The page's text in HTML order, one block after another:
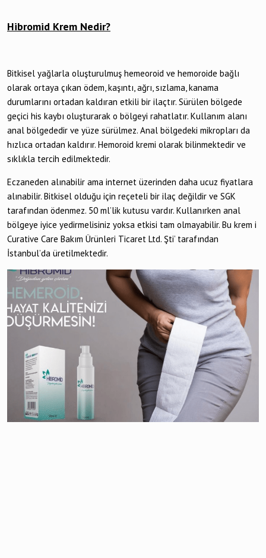
Hibromid Krem Nedir?
Bitkisel yağlarla oluşturulmuş hemeoroid ve hemoroide bağlı
olarak ortaya çıkan ödem, kaşıntı, ağrı, sızlama, kanama
durumlarını ortadan kaldıran etkili bir ilaçtır. Sürülen bölgede
geçici his kaybı oluşturarak o bölgeyi rahatlatır. Kullanım alanı
anal bölgededir ve yüze sürülmez. Anal bölgedeki mikropları da
hızlıca ortadan kaldırır. Hemoroid kremi olarak bilinmektedir ve
sıklıkla tercih edilmektedir.
Eczaneden alınabilir ama internet üzerinden daha ucuz fiyatlara
alınabilir. Bitkisel olduğu için reçeteli bir ilaç değildir ve SGK
tarafından ödenmez. 50 ml’lik kutusu vardır. Kullanırken anal
bölgeye iyice yedirmelisiniz yoksa etkisi tam olmayabilir. Bu krem i
Curative Care Bakım Ürünleri Ticaret Ltd. Şti’ tarafından
İstanbul’da üretilmektedir.